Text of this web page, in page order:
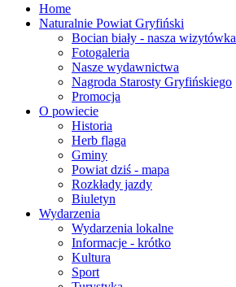
Home
Naturalnie Powiat Gryfiński
Bocian biały - nasza wizytówka
Fotogaleria
Nasze wydawnictwa
Nagroda Starosty Gryfińskiego
Promocja
O powiecie
Historia
Herb flaga
Gminy
Powiat dziś - mapa
Rozkłady jazdy
Biuletyn
Wydarzenia
Wydarzenia lokalne
Informacje - krótko
Kultura
Sport